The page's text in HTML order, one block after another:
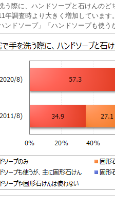
う際に、ハンドソープと石けんの
年調査時より大きく増加していま
ンドソープ」「ハンドソープも使